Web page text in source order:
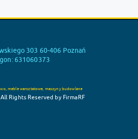
303 60-406 Poznań
631060373
meble warsztatowe, maszyny budowlane
Rights Reserved by FirmaRF